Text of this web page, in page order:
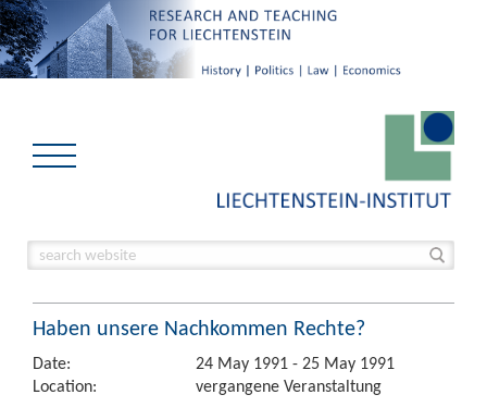
Haben unsere Nachkommen Rechte?
Date:
24 May 1991 - 25 May 1991
Location:
vergangene Veranstaltung